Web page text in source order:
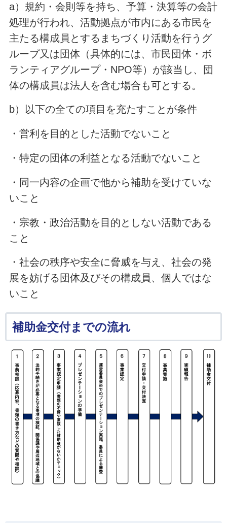
a）規約・会則等を持ち、予算・決算等の会計
処理が行われ、活動拠点が市内にある市民を
主たる構成員とするまちづくり活動を行うグ
ループ又は団体（具体的には、市民団体・ボ
ランティアグループ・NPO等）が該当し、団
体の構成員は法人を含む場合も可とする。
b）以下の全ての項目を充たすことが条件
・営利を目的とした活動でないこと
・特定の団体の利益となる活動でないこと
・同一内容の企画で他から補助を受けていな
いこと
・宗教・政治活動を目的としない活動である
こと
・社会の秩序や安全に脅威を与え、社会の発
展を妨げる団体及びその構成員、個人ではな
いこと
補助金交付までの流れ